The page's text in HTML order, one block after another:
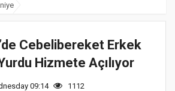
Cebelibereket Erkek
Hizmete Açılıyor
09:14 1112